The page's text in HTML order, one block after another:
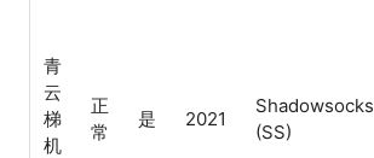
青
云
梯
机
正
常
是 2021
Shadowsocks
(SS)